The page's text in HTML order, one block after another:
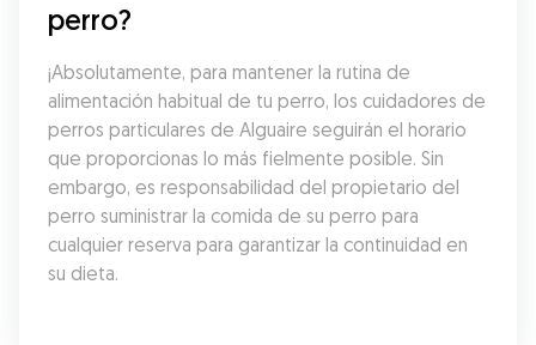
perro?
¡Absolutamente, para mantener la rutina de
alimentación habitual de tu perro, los cuidadores de
perros particulares de Alguaire seguirán el horario
que proporcionas lo más fielmente posible. Sin
embargo, es responsabilidad del propietario del
perro suministrar la comida de su perro para
cualquier reserva para garantizar la continuidad en
su dieta.